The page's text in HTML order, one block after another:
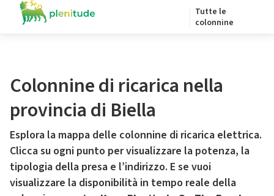
Tutte le
colonnine
Colonnine di ricarica nella
provincia di Biella
Esplora la mappa delle colonnine di ricarica elettrica.
Clicca su ogni punto per visualizzare la potenza, la
tipologia della presa e l’indirizzo. E se vuoi
visualizzare la disponibilità in tempo reale della